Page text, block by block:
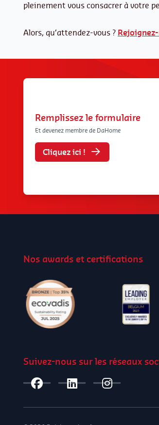
pleinement vous consacrer à votre
Alors, qu’attendez-vous ?
Remplissez le formulaire
Et devenez membre de DaHome
Cliquez ici !
Nos awards et certifications
Suivez-nous sur les réseaux